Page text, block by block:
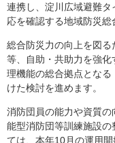
連携し、淀川広域避難
応を確認する地域防災総
総合防災力の向上を図
等、自助・共助力を強
理機能の総合拠点とな
けた検討を進めます。
消防団員の能力や資質
能型消防団等訓練施設
ては、本年10月の運用開